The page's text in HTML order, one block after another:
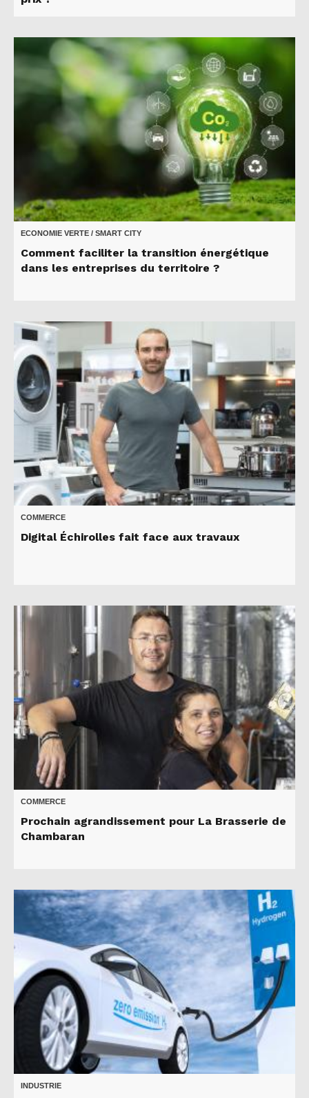
ECONOMIE VERTE / SMART CITY
Comment faciliter la transition énergétique
dans les entreprises du territoire ?
COMMERCE
Digital Échirolles fait face aux travaux
COMMERCE
Prochain agrandissement pour La Brasserie de
Chambaran
INDUSTRIE